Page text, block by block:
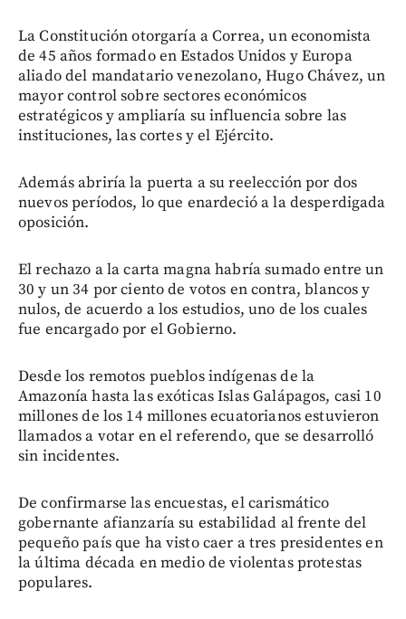
La Constitución otorgaría a Correa, un economista
de 45 años formado en Estados Unidos y Europa
aliado del mandatario venezolano, Hugo Chávez, un
mayor control sobre sectores económicos
estratégicos y ampliaría su influencia sobre las
instituciones, las cortes y el Ejército.
Además abriría la puerta a su reelección por dos
nuevos períodos, lo que enardeció a la desperdigada
oposición.
El rechazo a la carta magna habría sumado entre un
30 y un 34 por ciento de votos en contra, blancos y
nulos, de acuerdo a los estudios, uno de los cuales
fue encargado por el Gobierno.
Desde los remotos pueblos indígenas de la
Amazonía hasta las exóticas Islas Galápagos, casi 10
millones de los 14 millones ecuatorianos estuvieron
llamados a votar en el referendo, que se desarrolló
sin incidentes.
De confirmarse las encuestas, el carismático
gobernante afianzaría su estabilidad al frente del
pequeño país que ha visto caer a tres presidentes en
la última década en medio de violentas protestas
populares.